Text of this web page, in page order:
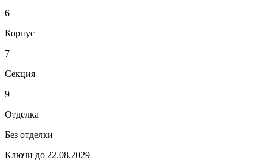
6
Корпус
7
Секция
9
Отделка
Без отделки
Ключи до 22.08.2029